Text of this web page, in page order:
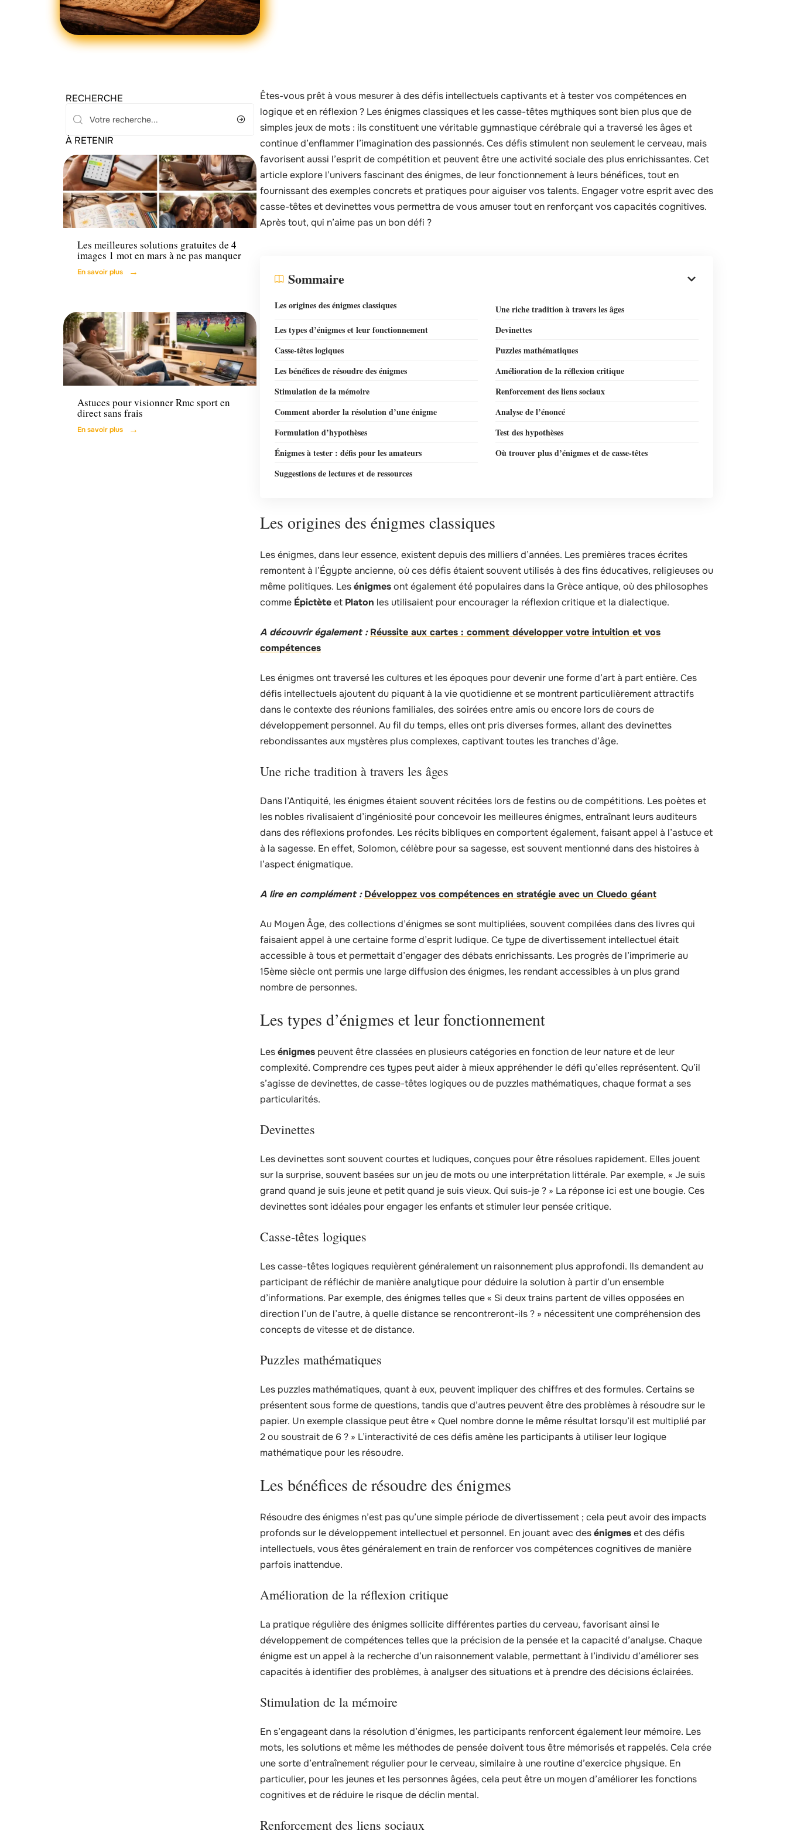
RECHERCHE
À RETENIR
Tech
Les meilleures solutions gratuites de 4
images 1 mot en mars à ne pas manquer
En savoir plus
Actu
Astuces pour visionner Rmc sport en
direct sans frais
En savoir plus
Êtes-vous prêt à vous mesurer à des défis intellectuels captivants et à tester vos compétences en
logique et en réflexion ? Les énigmes classiques et les casse-têtes mythiques sont bien plus que de
simples jeux de mots : ils constituent une véritable gymnastique cérébrale qui a traversé les âges et
continue d’enflammer l’imagination des passionnés. Ces défis stimulent non seulement le cerveau, mais
favorisent aussi l’esprit de compétition et peuvent être une activité sociale des plus enrichissantes. Cet
article explore l’univers fascinant des énigmes, de leur fonctionnement à leurs bénéfices, tout en
fournissant des exemples concrets et pratiques pour aiguiser vos talents. Engager votre esprit avec des
casse-têtes et devinettes vous permettra de vous amuser tout en renforçant vos capacités cognitives.
Après tout, qui n’aime pas un bon défi ?
Sommaire
Les origines des énigmes classiques
Une riche tradition à travers les âges
Les types d’énigmes et leur fonctionnement
Devinettes
Casse-têtes logiques
Puzzles mathématiques
Les bénéfices de résoudre des énigmes
Amélioration de la réflexion critique
Stimulation de la mémoire
Renforcement des liens sociaux
Comment aborder la résolution d’une énigme
Analyse de l’énoncé
Formulation d’hypothèses
Test des hypothèses
Énigmes à tester : défis pour les amateurs
Où trouver plus d’énigmes et de casse-têtes
Suggestions de lectures et de ressources
Les origines des énigmes classiques
Les énigmes, dans leur essence, existent depuis des milliers d’années. Les premières traces écrites
remontent à l’Égypte ancienne, où ces défis étaient souvent utilisés à des fins éducatives, religieuses ou
même politiques. Lesénigmesont également été populaires dans la Grèce antique, où des philosophes
comme Épictèteet Platon les utilisaient pour encourager la réflexion critique et la dialectique.
A découvrir également : Réussite aux cartes : comment développer votre intuition et vos
compétences
Les énigmes ont traversé les cultures et les époques pour devenir une forme d’art à part entière. Ces
défis intellectuels ajoutent du piquant à la vie quotidienne et se montrent particulièrement attractifs
dans le contexte des réunions familiales, des soirées entre amis ou encore lors de cours de
développement personnel. Au fil du temps, elles ont pris diverses formes, allant des devinettes
rebondissantes aux mystères plus complexes, captivant toutes les tranches d’âge.
Une riche tradition à travers les âges
Dans l’Antiquité, les énigmes étaient souvent récitées lors de festins ou de compétitions. Les poètes et
les nobles rivalisaient d’ingéniosité pour concevoir les meilleures énigmes, entraînant leurs auditeurs
dans des réflexions profondes. Les récits bibliques en comportent également, faisant appel à l’astuce et
à la sagesse. En effet, Solomon, célèbre pour sa sagesse, est souvent mentionné dans des histoires à
l’aspect énigmatique.
A lire en complément : Développez vos compétences en stratégie avec un Cluedo géant
Au Moyen Âge, des collections d’énigmes se sont multipliées, souvent compilées dans des livres qui
faisaient appel à une certaine forme d’esprit ludique. Ce type de divertissement intellectuel était
accessible à tous et permettait d’engager des débats enrichissants. Les progrès de l’imprimerie au
15ème siècle ont permis une large diffusion des énigmes, les rendant accessibles à un plus grand
nombre de personnes.
Les types d’énigmes et leur fonctionnement
Lesénigmes peuvent être classées en plusieurs catégories en fonction de leur nature et de leur
complexité. Comprendre ces types peut aider à mieux appréhender le défi qu’elles représentent. Qu’il
s’agisse de devinettes, de casse-têtes logiques ou de puzzles mathématiques, chaque format a ses
particularités.
Devinettes
Les devinettes sont souvent courtes et ludiques, conçues pour être résolues rapidement. Elles jouent
sur la surprise, souvent basées sur un jeu de mots ou une interprétation littérale. Par exemple, « Je suis
grand quand je suis jeune et petit quand je suis vieux. Qui suis-je ? » La réponse ici est une bougie. Ces
devinettes sont idéales pour engager les enfants et stimuler leur pensée critique.
Casse-têtes logiques
Les casse-têtes logiques requièrent généralement un raisonnement plus approfondi. Ils demandent au
participant de réfléchir de manière analytique pour déduire la solution à partir d’un ensemble
d’informations. Par exemple, des énigmes telles que « Si deux trains partent de villes opposées en
direction l’un de l’autre, à quelle distance se rencontreront-ils ? » nécessitent une compréhension des
concepts de vitesse et de distance.
Puzzles mathématiques
Les puzzles mathématiques, quant à eux, peuvent impliquer des chiffres et des formules. Certains se
présentent sous forme de questions, tandis que d’autres peuvent être des problèmes à résoudre sur le
papier. Un exemple classique peut être « Quel nombre donne le même résultat lorsqu’il est multiplié par
2 ou soustrait de 6 ? » L’interactivité de ces défis amène les participants à utiliser leur logique
mathématique pour les résoudre.
Les bénéfices de résoudre des énigmes
Résoudre des énigmes n’est pas qu’une simple période de divertissement ; cela peut avoir des impacts
profonds sur le développement intellectuel et personnel. En jouant avec desénigmeset des défis
intellectuels, vous êtes généralement en train de renforcer vos compétences cognitives de manière
parfois inattendue.
Amélioration de la réflexion critique
La pratique régulière des énigmes sollicite différentes parties du cerveau, favorisant ainsi le
développement de compétences telles que la précision de la pensée et la capacité d’analyse. Chaque
énigme est un appel à la recherche d’un raisonnement valable, permettant à l’individu d’améliorer ses
capacités à identifier des problèmes, à analyser des situations et à prendre des décisions éclairées.
Stimulation de la mémoire
En s’engageant dans la résolution d’énigmes, les participants renforcent également leur mémoire. Les
mots, les solutions et même les méthodes de pensée doivent tous être mémorisés et rappelés. Cela crée
une sorte d’entraînement régulier pour le cerveau, similaire à une routine d’exercice physique. En
particulier, pour les jeunes et les personnes âgées, cela peut être un moyen d’améliorer les fonctions
cognitives et de réduire le risque de déclin mental.
Renforcement des liens sociaux